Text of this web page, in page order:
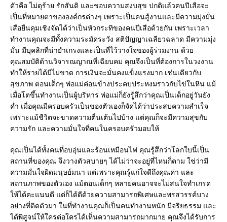
ตัวคือ ไม่ดุร้าย รักสันติ และชอบความสงบสุข ปกติแล้วคนปีเสือจะ
เป็นที่หมายตาขององค์กรต่างๆ เพราะเป็นคนสู้งานและมีความมุ่งมั่น
เสือยืนคุมเชิงจัดได้ว่าเป็นหัวกระทิของคนปีเสือด้วยกัน เพราะเวลา
ทำงานคุณจะมีทั้งความระมัดระวัง สติปัญญาเฉลียวฉลาด มีความมุ่ง
มั่น มีบุคลิกที่น่ายำเกรงและเป็นที่ไว้วางใจของผู้ร่วมงาน ด้วย
คุณสมบัติด้านวิจารณญาณที่เฉียบคม คุณจึงเป็นที่ต้องการในวงงาน
ทำให้รายได้มีไม่ขาด การเงินจะมั่นคงแข็งแรงมาก เช่นเดียวกับ
สุขภาพ ตอนเด็กๆ พ่อแม่ค่อนข้างประคบประหงมราวกับไข่ในหิน แม้
เมื่อโตขึ้นทำงานเป็นผู้บริหาร พ่อแม่ก็ยังรู้สึกว่าคุณเป็นเด็กอยู่วันยัง
ค่ำ เมื่อคุณมีครอบครัวเป็นของตัวเองก็จัดได้ว่าประสบความสำเร็จ
เพราะแม้ชีวิตจะขาดความตื่นเต้นไปบ้าง แต่คุณก็จะมีความสุขกับ
ความรัก และความมั่นใจที่คนในครอบครัวมอบให้
คุณเป็นได้ทั้งคนที่อบอุ่นและร้อนเหมือนไฟ คุณรู้สึกว่าโลกใบนี้เป็น
สถานที่ของคุณ จึงวางตัวสบายๆ ได้ไม่ว่าจะอยู่ที่ไหนก็ตาม ใช่ว่ามี
ความมั่นใจผิดมนุษย์มนา แต่เพราะคุณรู้แก่ใจดีถึงคุณค่า และ
สถานภาพของตัวเอง แม้ตอนเด็กๆ หลายคนอาจจะไม่สนใจทำเกรด
ให้ได้คะแนนดี แต่ก็ได้ดีด้วยความสามารถพิเศษและพรสวรรค์บาง
อย่างที่ติดตัวมา ในที่ทำงานคุณก็เป็นคนทำงานหนัก มีจริยธรรม และ
ได้พิสูจน์ให้ใครต่อใครได้เห็นความสามารถมากมาย คุณจึงได้รับการ